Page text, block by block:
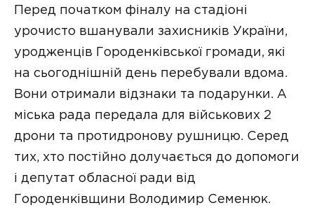
Перед початком фіналу на стадіоні
урочисто вшанували захисників України,
уродженців Городенківської громади, які
на сьогоднішній день перебували вдома.
Вони отримали відзнаки та подарунки. А
міська рада передала для військових 2
дрони та протидронову рушницю. Серед
тих, хто постійно долучається до допомоги
і депутат обласної ради від
Городенківщини Володимир Семенюк.